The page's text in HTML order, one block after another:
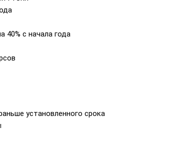
40% с начала года
установленного срока